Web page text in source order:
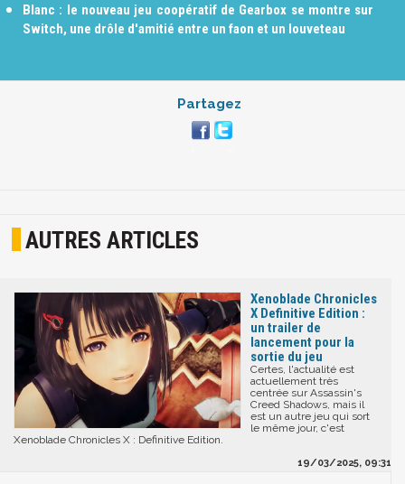
Blanc : le nouveau jeu coopératif de Gearbox se montre sur
Switch, une drôle d'amitié entre un faon et un louveteau
Partagez
AUTRES ARTICLES
Xenoblade Chronicles
X Definitive Edition :
un trailer de
lancement pour la
sortie du jeu
Certes, l'actualité est
actuellement très
centrée sur Assassin's
Creed Shadows, mais il
est un autre jeu qui sort
le même jour, c'est
Xenoblade Chronicles X : Definitive Edition.
19/03/2025, 09:31